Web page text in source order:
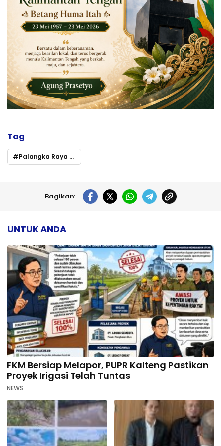
Tag
Palangka Raya Peringati Hari Jadi ke-60 Pemerintah Kota dan ke-68 Kota Palangka Raya
Bagikan:
UNTUK ANDA
FKM Bersiap Melapor, PUPR Kalteng Pastikan
Proyek Irigasi Telah Tuntas
NEWS